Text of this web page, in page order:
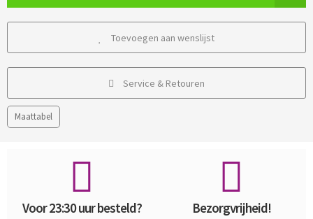
Toevoegen aan wenslijst
Service & Retouren
Maattabel
Voor 23:30 uur besteld? Bezorgvrijheid!